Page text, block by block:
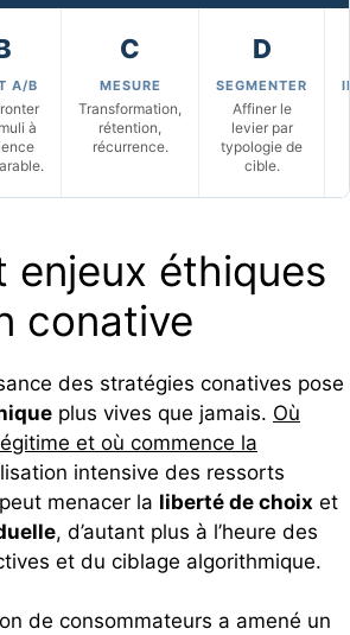
A/B
à
C
MESURE
Transformation,
rétention,
récurrence.
D
SEGMENTER
Affiner le
levier par
typologie de
cible.
enjeux éthiques
conative
des stratégies conatives pose
plus vives que jamais. Où
et où commence la
intensive des ressorts
menacer la liberté de choix et
, d’autant plus à l’heure des
et du ciblage algorithmique.
de consommateurs a amené un